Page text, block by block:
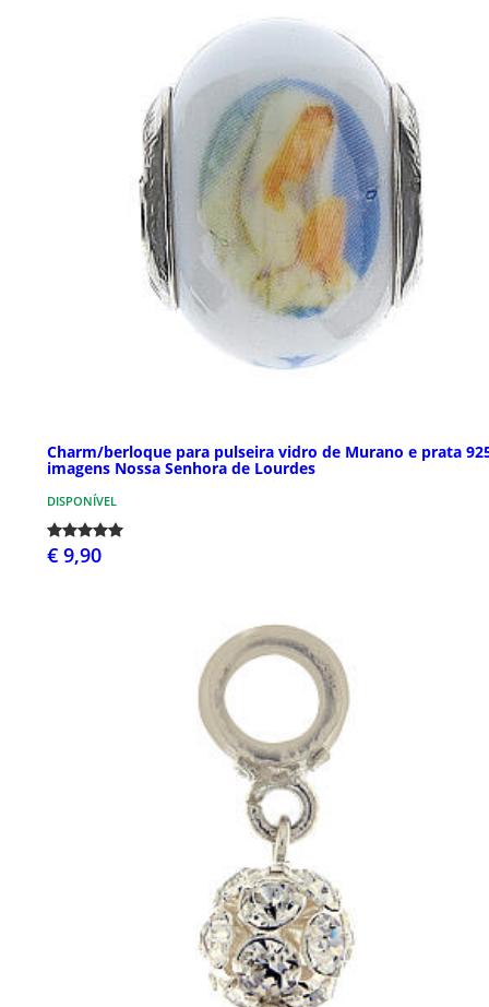
Charm/berloque para pulseira vidro de Murano e prata
imagens Nossa Senhora de Lourdes
DISPONÍVEL
€ 9,90